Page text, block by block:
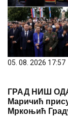
05. 08. 2026 17:57
ГРАД НИШ
Маричић
Мркоњић